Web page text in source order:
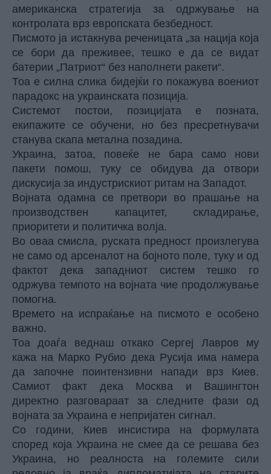
американска стратегија за одржување на
контролата врз европската безбедност.
Писмото ја истакнува реченицата „за нација која
се бори да преживее, тешко е да се видат
батерии „Патриот“ без наполнети ракети“.
Тоа е силна слика бидејќи го покажува воениот
парадокс на украинската позиција.
Системот постои, позицијата е позната,
екипажите се обучени, но без пресретнувачи
станува скапа метална позадина.
Украина, затоа, повеќе не бара само нови
пакети помош, туку се обидува да отвори
дискусија за индустрискиот ритам на Западот.
Војната одамна се претвори во прашање на
производствен капацитет, складирање,
приоритети и политичка волја.
Во оваа смисла, руската предност произлегува
не само од арсеналот на бојното поле, туку и од
фактот дека западниот систем тешко го
одржува темпото на војната чие продолжување
помогна.
Времето на испраќање на писмото е особено
важно.
Тоа доаѓа веднаш откако Сергеј Лавров му
кажа на Марко Рубио дека Русија има намера
да започне поинтензивни напади врз Киев.
Самиот факт дека Москва и Вашингтон
директно разговараат за следните фази од
војната за Украина е непријатен сигнал.
Со години, Киев инсистира на формулата
според која Украина не смее да се решава без
Украина, но реалноста на големите сили